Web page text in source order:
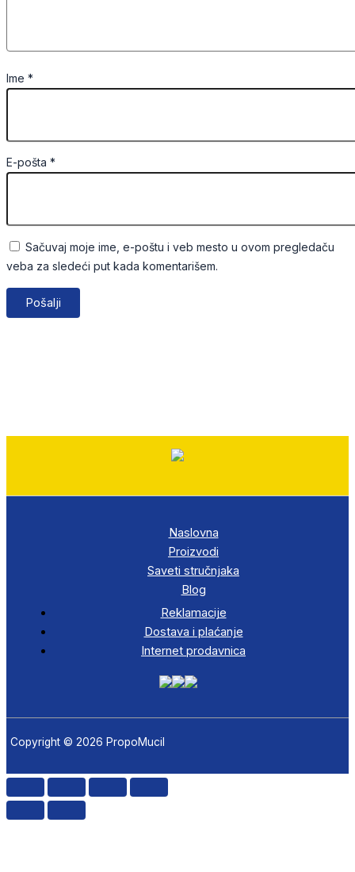
Ime *
E-pošta *
Sačuvaj moje ime, e-poštu i veb mesto u ovom pregledaču
veba za sledeći put kada komentarišem.
Naslovna
Proizvodi
Saveti stručnjaka
Blog
Reklamacije
Dostava i plaćanje
Internet prodavnica
Copyright © 2026 PropoMucil